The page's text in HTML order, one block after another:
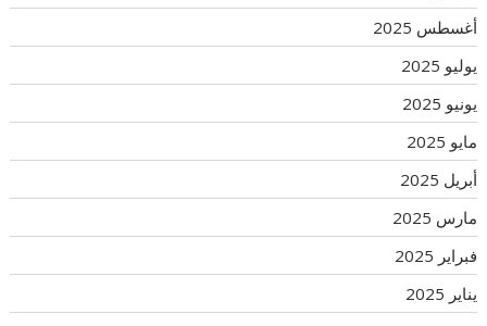
أغسطس 2025
يوليو 2025
يونيو 2025
مايو 2025
أبريل 2025
مارس 2025
فبراير 2025
يناير 2025